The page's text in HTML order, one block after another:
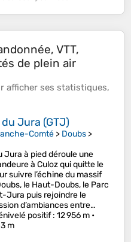
VTT,
de plein air
afficher ses statistiques,
Jura (GTJ)
Comté > Doubs >
Jura à pied déroule une
à Culoz qui quitte le
suivre l’échine du massif
le Haut-Doubs, le Parc
Jura puis rejoindre le
d’ambiances entre…
positif: 12 956 m •
m